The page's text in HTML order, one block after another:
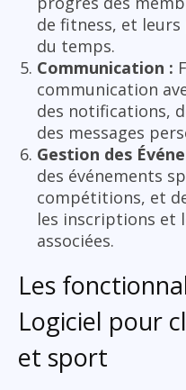
de fitness, et
du temps.
Communication :
communication
des notifications,
des messages
Gestion des
des événements
compétitions, et
les inscriptions et
associées.
Les
Logiciel pour
et sport